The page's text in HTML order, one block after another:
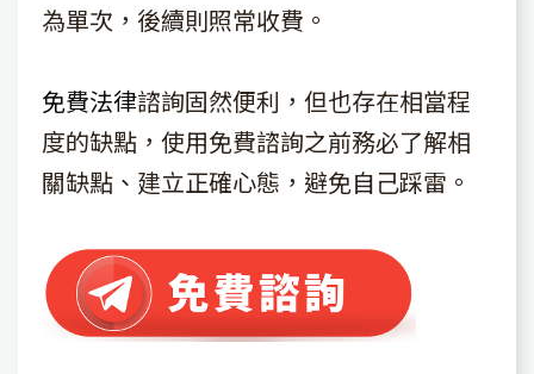
為單次，後續則照常收費。
免費法律諮詢固然便利，但也存在相當程
度的缺點，使用免費諮詢之前務必了解相
關缺點、建立正確心態，避免自己踩雷。